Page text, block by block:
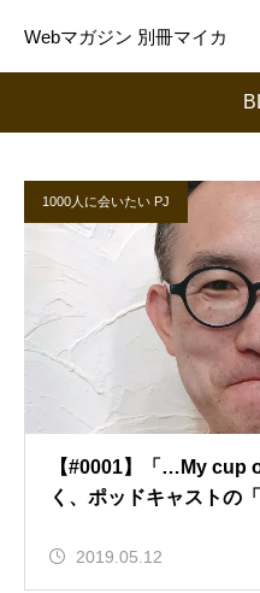
Webマガジン 別冊マイカ
1000人に会いたい PJ
【#0001】「…My cup
く、ポッドキャストの「
2019.05.12